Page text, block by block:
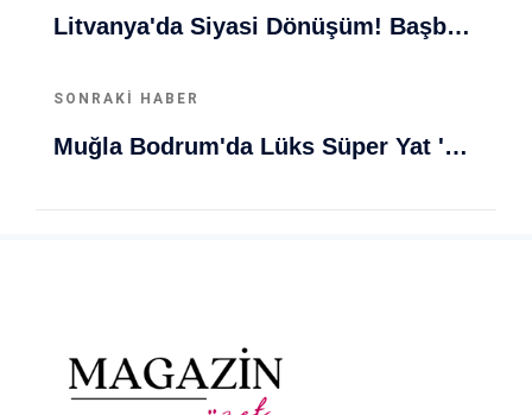
Litvanya'da Siyasi Dönüşüm! Başbakan Ruginienė'nin İstifası Ve Yeni Koalisyon Yaklaşıyor
SONRAKI HABER
Muğla Bodrum'da Lüks Süper Yat 'Golden Odyssey' Demirledi